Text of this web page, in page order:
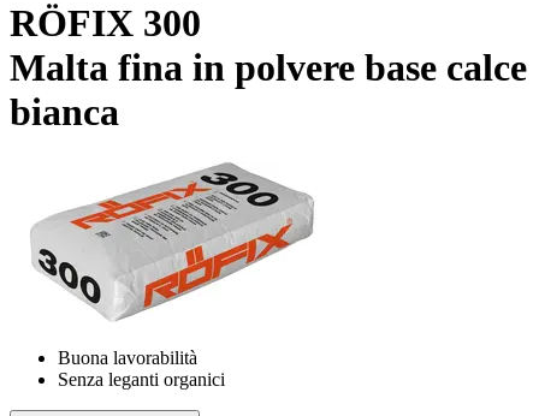
RÖFIX 300
Malta fina in polvere base calce
bianca
Buona lavorabilità
Senza leganti organici